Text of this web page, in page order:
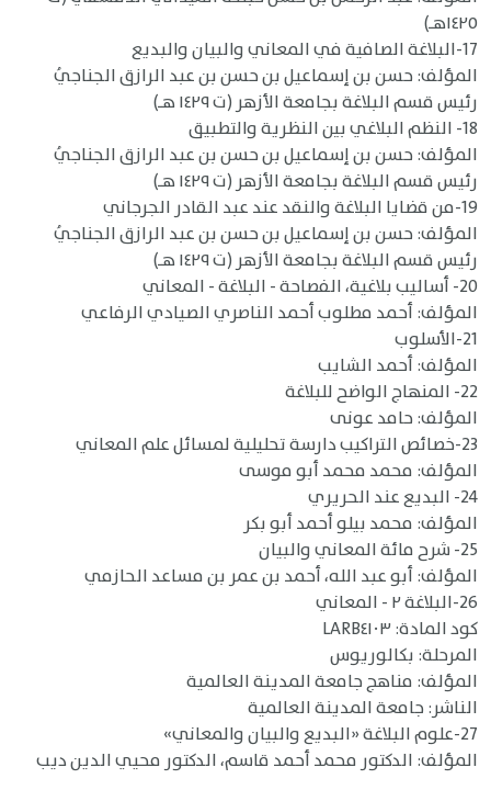
١٤٢٥هـ)
17-البلاغة الصافية في المعاني والبيان والبديع
المؤلف: حسن بن إسماعيل بن حسن بن عبد الرازق الجناجيُ
رئيس قسم البلاغة بجامعة الأزهر (ت ١٤٢٩ هـ)
18- النظم البلاغي بين النظرية والتطبيق
المؤلف: حسن بن إسماعيل بن حسن بن عبد الرازق الجناجيُ
رئيس قسم البلاغة بجامعة الأزهر (ت ١٤٢٩ هـ)
19-من قضايا البلاغة والنقد عند عبد القادر الجرجاني
المؤلف: حسن بن إسماعيل بن حسن بن عبد الرازق الجناجيُ
رئيس قسم البلاغة بجامعة الأزهر (ت ١٤٢٩ هـ)
20- أساليب بلاغية، الفصاحة - البلاغة - المعاني
المؤلف: أحمد مطلوب أحمد الناصري الصيادي الرفاعي
21-الأسلوب
المؤلف: أحمد الشايب
22- المنهاج الواضح للبلاغة
المؤلف: حامد عونى
23-خصائص التراكيب دارسة تحليلية لمسائل علم المعاني
المؤلف: محمد محمد أبو موسى
24- البديع عند الحريري
المؤلف: محمد بيلو أحمد أبو بكر
25- شرح مائة المعاني والبيان
المؤلف: أبو عبد الله، أحمد بن عمر بن مساعد الحازمي
26-البلاغة ٢ - المعاني
كود المادة: LARB٤١٠٣
المرحلة: بكالوريوس
المؤلف: مناهج جامعة المدينة العالمية
الناشر: جامعة المدينة العالمية
27-علوم البلاغة «البديع والبيان والمعاني»
المؤلف: الدكتور محمد أحمد قاسم، الدكتور محيي الدين ديب